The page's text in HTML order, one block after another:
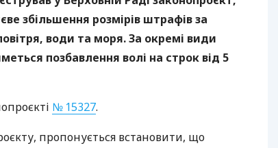
РЕЙТИНГ ДЕБЕТОВИХ
КАРТОК
ЩОМІСЯЧНИЙ ОГЛЯД
збільшення розмірів штрафів за
води та моря. За окремі види
позбавлення волі на строк від 5
№ 15327.
пропонується встановити, що